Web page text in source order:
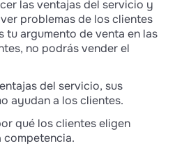
las ventajas del servicio y
problemas de los clientes
tu argumento de venta en las
no podrás vender el
del servicio, sus
ayudan a los clientes.
qué los clientes eligen
competencia.